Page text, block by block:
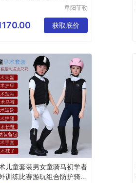
阜阳菲勒
公司
获取底价
儿童套装男女童骑马初学者
训练比赛游玩组合防护骑士